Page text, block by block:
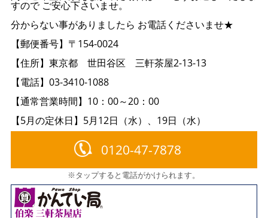
すので ご安心下さいませ。
分からない事がありましたら お電話くださいませ★
【郵便番号】〒154-0024
【住所】東京都 世田谷区 三軒茶屋2-13-13
【電話】03-3410-1088
【通常営業時間】10：00～20：00
【5月の定休日】5月12日（水）、19日（水）
0120-47-7878
※タップすると電話がかけられます。